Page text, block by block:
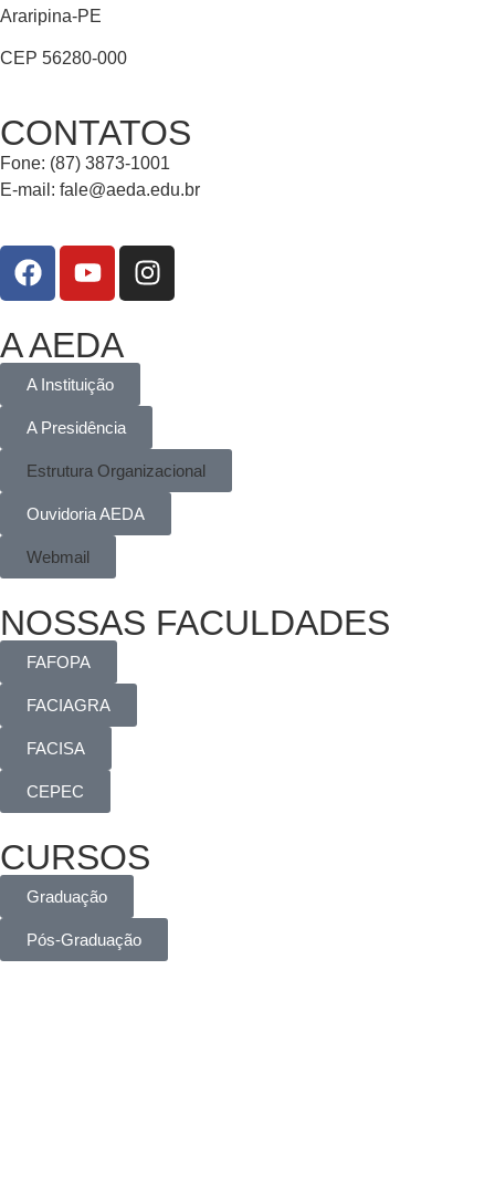
Araripina-PE
CEP 56280-000
CONTATOS
Fone: (87) 3873-1001
E-mail: fale@aeda.edu.br
A AEDA
A Instituição
A Presidência
Estrutura Organizacional
Ouvidoria AEDA
Webmail
NOSSAS FACULDADES
FAFOPA
FACIAGRA
FACISA
CEPEC
CURSOS
Graduação
Pós-Graduação